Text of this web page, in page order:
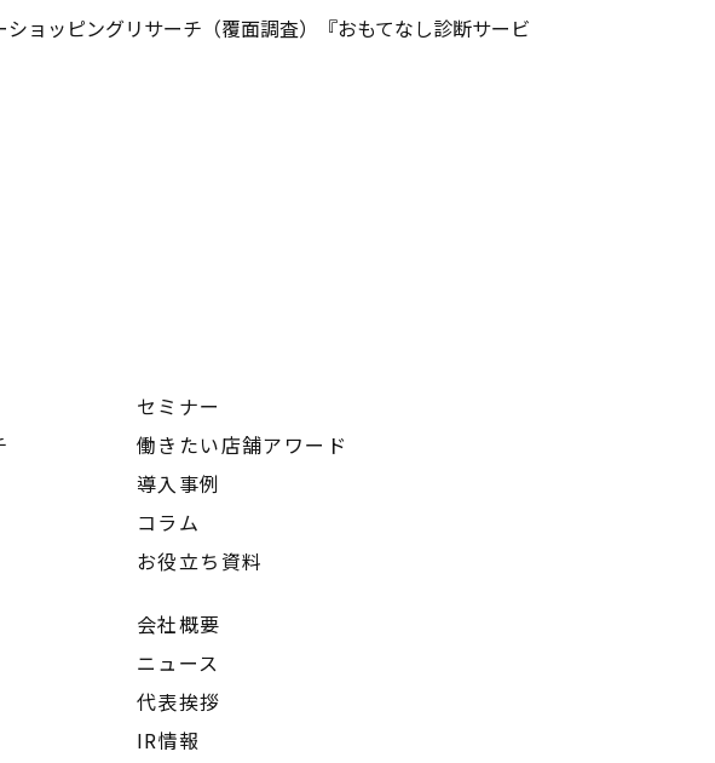
ョッピングリサーチ（覆面調査）『おもてなし診断サービ
セミナー
働きたい店舗アワード
導入事例
コラム
お役立ち資料
会社概要
ニュース
代表挨拶
IR情報